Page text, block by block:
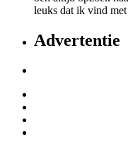
leuks dat ik vind
Advertentie